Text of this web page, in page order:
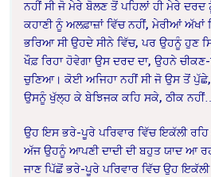
ਨਹੀਂ ਸੀ ਜੋ ਮੇਰੇ ਬੋਲਣ ਤੋਂ ਪਹਿਲਾਂ ਹੀ ਮੇਰੇ
ਕਹਾਣੀ ਨੂੰ ਅਲਫ਼ਾਜ਼ਾਂ ਵਿੱਚ ਨਹੀਂ, ਮੇਰੀਆਂ
ਭਰਿਆ ਸੀ ਉਹਦੇ ਸੀਨੇ ਵਿੱਚ, ਪਰ ਉਹਨੂੰ ਹੁਣ
ਖੌਫ਼ ਰਿਹਾ ਹੋਵੇਗਾ ਉਸ ਦਰਦ ਦਾ, ਉਹਨੇ ਚੀਕਣ-
ਚੁਣਿਆ। ਕੋਈ ਅਜਿਹਾ ਨਹੀਂ ਸੀ ਜੋ ਉਸ ਤੋਂ
ਉਸਨੂੰ ਖੁੱਲ੍ਹ ਕੇ ਬੇਝਿਜਕ ਕਹਿ ਸਕੇ, ਠੀਕ
ਉਹ ਇਸ ਭਰੇ-ਪੂਰੇ ਪਰਿਵਾਰ ਵਿੱਚ ਇਕੱਲੀ
ਅੱਜ ਉਹਨੂੰ ਆਪਣੀ ਦਾਦੀ ਦੀ ਬਹੁਤ ਯਾਦ ਆ
ਜਾਣ ਪਿੱਛੋਂ ਭਰੇ-ਪੂਰੇ ਪਰਿਵਾਰ ਵਿੱਚ ਉਹ